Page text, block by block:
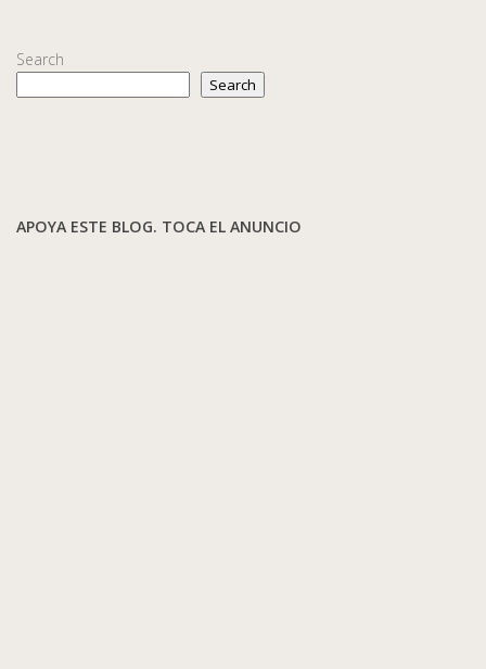
Search
Search
APOYA ESTE BLOG. TOCA EL ANUNCIO